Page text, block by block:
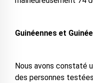
Guinéennes et
Nous avons constaté
des personnes